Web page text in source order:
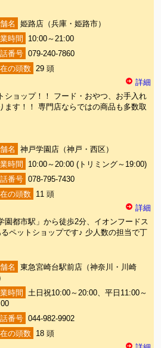
名
姫路店（兵庫・姫路市）
時間
10:00～21:00
番号 079-240-7860
の頭数 29 頭
詳細
ショップ！！ フード・おやつ、お手入れ
ます！！ 専門店ならではの商品も多数取
名
神戸学園店（神戸・西区）
時間
10:00～20:00 (トリミング～19:00)
番号 078-795-7430
の頭数
11 頭
詳細
園都市駅」から徒歩2分、イオンフードス
ペットショップです♪ 少人数の担当で丁
名
東急宮崎台駅前店（神奈川・川崎
時間
土日祝10:00～20:00、平日11:00～
番号 044-982-9902
の頭数
18 頭